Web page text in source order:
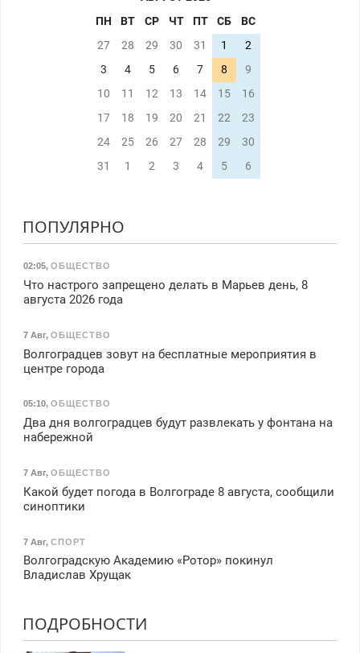
ПН
ВТ СР ЧТ ПТ СБ
ВС
27
28 29 30 31 1
2
3
4 5 6 7 8
9
10
11 12 13 14 15
16
17
18 19 20 21 22
23
24
25 26 27 28 29
30
31
1 2 3 4 5 6
ПОПУЛЯРНО
02:05, ОБЩЕСТВО
Что настрого запрещено делать в Марьев день, 8
августа 2026 года
7 Авг, ОБЩЕСТВО
Волгоградцев зовут на бесплатные мероприятия в
центре города
05:10, ОБЩЕСТВО
Два дня волгоградцев будут развлекать у фонтана на
набережной
7 Авг, ОБЩЕСТВО
Какой будет погода в Волгограде 8 августа, сообщили
синоптики
7 Авг, СПОРТ
Волгоградскую Академию «Ротор» покинул
Владислав Хрущак
ПОДРОБНОСТИ